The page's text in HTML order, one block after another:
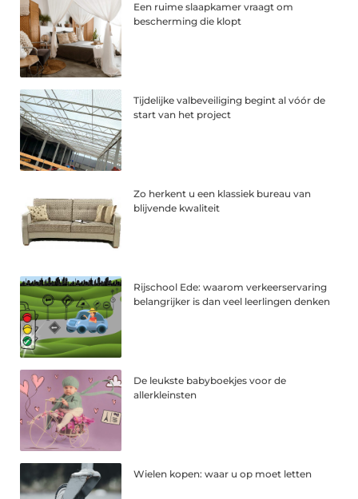
Een ruime slaapkamer vraagt om
bescherming die klopt
Tijdelijke valbeveiliging begint al vóór de
start van het project
Zo herkent u een klassiek bureau van
blijvende kwaliteit
Rijschool Ede: waarom verkeerservaring
belangrijker is dan veel leerlingen denken
De leukste babyboekjes voor de
allerkleinsten
Wielen kopen: waar u op moet letten